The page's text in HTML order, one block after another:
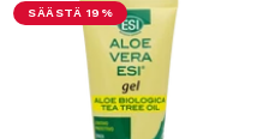
SÄÄSTÄ 19%